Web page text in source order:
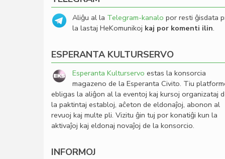
Aliĝu al la Telegram-kanalo por resti ĝisdata
la lastaj HeKomunikoj kaj por komenti ilin.
ESPERANTA KULTURSERVO
Esperanta Kulturservo estas la konsorcia
magazeno de la Esperanta Civito. Tiu
ebligas la aliĝon al la eventoj kaj kursoj organizataj
la paktintaj establoj, aĉeton de eldonaĵoj, abonon al
revuoj kaj multe pli. Vizitu ĝin tuj por konatiĝi kun la
aktivaĵoj kaj eldonaj novaĵoj de la konsorcio.
INFORMOJ